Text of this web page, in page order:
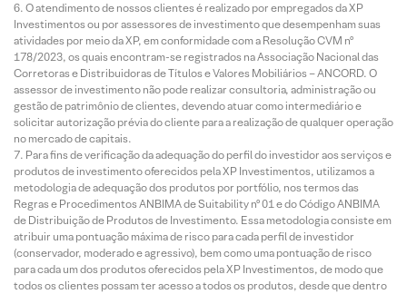
O atendimento de nossos clientes é realizado por empregados da XP
Investimentos ou por assessores de investimento que desempenham suas
atividades por meio da XP, em conformidade com a Resolução CVM nº
178/2023, os quais encontram-se registrados na Associação Nacional das
Corretoras e Distribuidoras de Títulos e Valores Mobiliários – ANCORD. O
assessor de investimento não pode realizar consultoria, administração ou
gestão de patrimônio de clientes, devendo atuar como intermediário e
solicitar autorização prévia do cliente para a realização de qualquer operação
no mercado de capitais.
Para fins de verificação da adequação do perfil do investidor aos serviços e
produtos de investimento oferecidos pela XP Investimentos, utilizamos a
metodologia de adequação dos produtos por portfólio, nos termos das
Regras e Procedimentos ANBIMA de Suitability nº 01 e do Código ANBIMA
de Distribuição de Produtos de Investimento. Essa metodologia consiste em
atribuir uma pontuação máxima de risco para cada perfil de investidor
(conservador, moderado e agressivo), bem como uma pontuação de risco
para cada um dos produtos oferecidos pela XP Investimentos, de modo que
todos os clientes possam ter acesso a todos os produtos, desde que dentro